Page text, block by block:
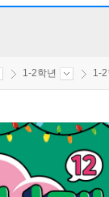
1-2학년 1-